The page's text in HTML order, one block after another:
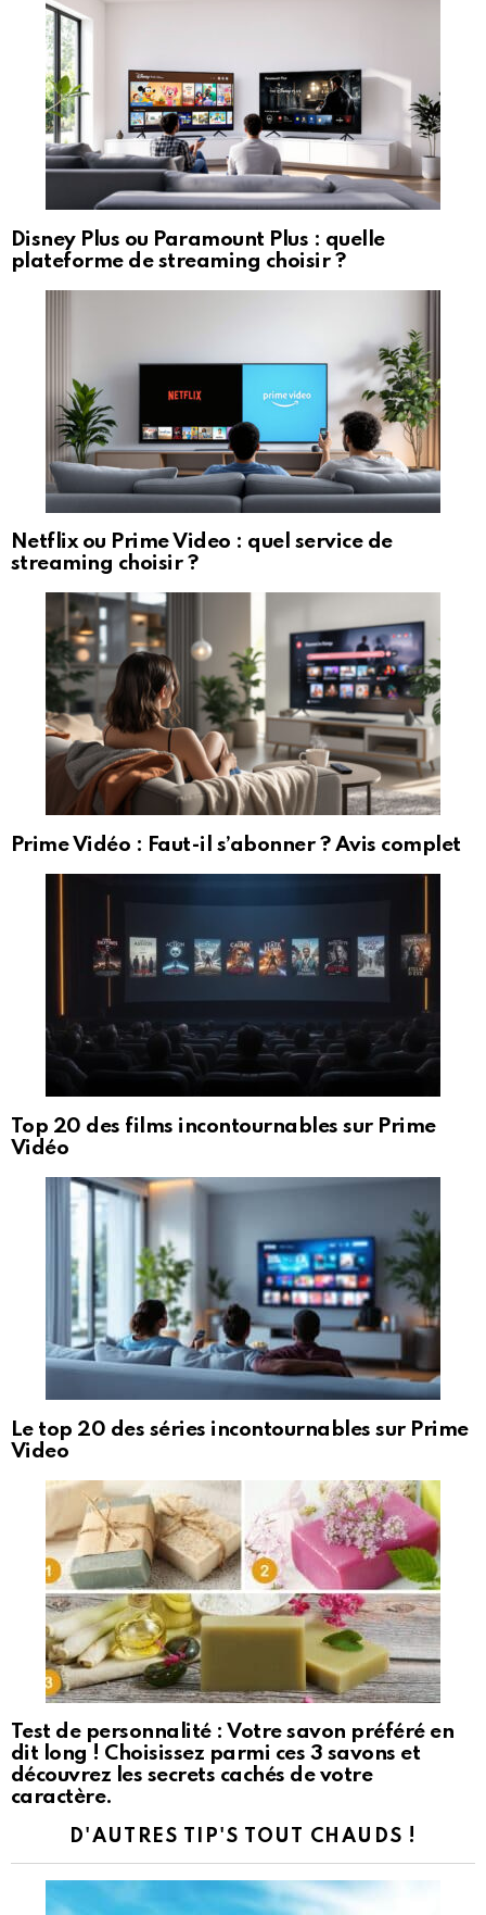
Disney Plus ou Paramount Plus : quelle
plateforme de streaming choisir ?
Netflix ou Prime Video : quel service de
streaming choisir ?
Prime Vidéo : Faut-il s’abonner ? Avis complet
Top 20 des films incontournables sur Prime
Vidéo
Le top 20 des séries incontournables sur Prime
Video
Test de personnalité : Votre savon préféré en
dit long ! Choisissez parmi ces 3 savons et
découvrez les secrets cachés de votre
caractère.
D'AUTRES TIP'S TOUT CHAUDS !